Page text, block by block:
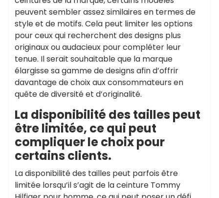
peuvent sembler assez similaires en termes de
style et de motifs. Cela peut limiter les options
pour ceux qui recherchent des designs plus
originaux ou audacieux pour compléter leur
tenue. Il serait souhaitable que la marque
élargisse sa gamme de designs afin d’offrir
davantage de choix aux consommateurs en
quête de diversité et d’originalité.
La disponibilité des tailles peut
être limitée, ce qui peut
compliquer le choix pour
certains clients.
La disponibilité des tailles peut parfois être
limitée lorsqu’il s’agit de la ceinture Tommy